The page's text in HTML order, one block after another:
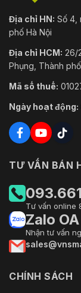
Địa chỉ HN: Số 4,
phố Hà Nội
Địa chỉ HCM: 26/
Phụng, Thành
Mã số thuế:
Ngày hoạt động:
TƯ VẤN BÁN
Tư vấn online
Zalo OA
Nhận tư vấn
CHÍNH SÁCH